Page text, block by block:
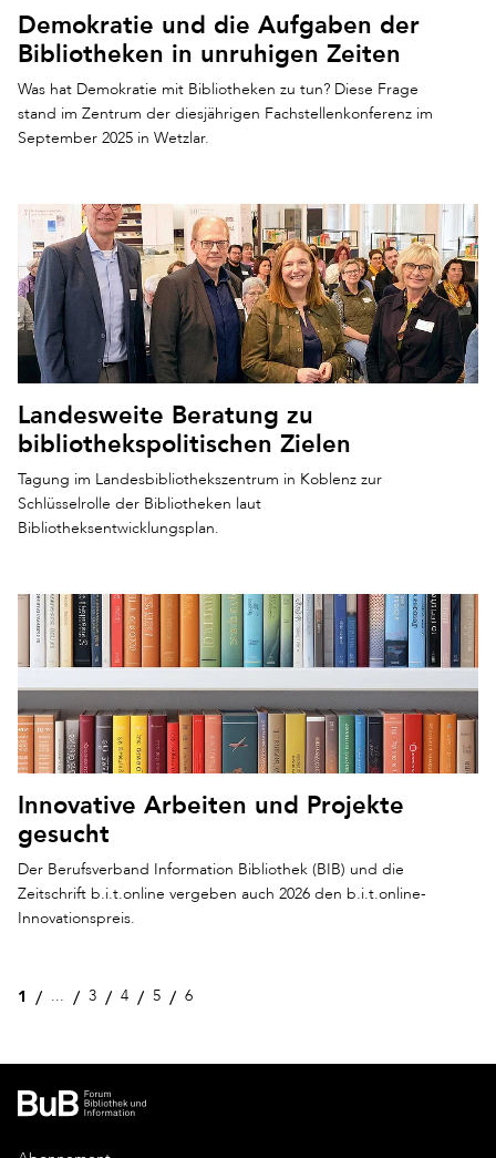
Demokratie und die Aufgaben der
Bibliotheken in unruhigen Zeiten
Was hat Demokratie mit Bibliotheken zu tun? Diese Frage
stand im Zentrum der diesjährigen Fachstellenkonferenz im
September 2025 in Wetzlar.
Landesweite Beratung zu
bibliothekspolitischen Zielen
Tagung im Landesbibliothekszentrum in Koblenz zur
Schlüsselrolle der Bibliotheken laut
Bibliotheksentwicklungsplan.
Innovative Arbeiten und Projekte
gesucht
Der Berufsverband Information Bibliothek (BIB) und die
Zeitschrift b.i.t.online vergeben auch 2026 den b.i.t.online-
Innovationspreis.
1 ... 3 4 5 6